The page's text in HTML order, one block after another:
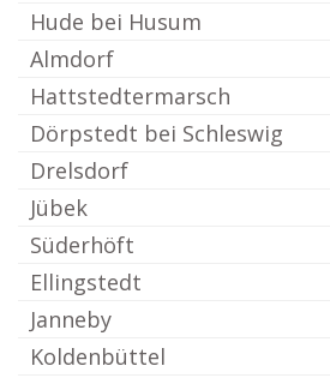
Hude bei Husum
Almdorf
Hattstedtermarsch
Dörpstedt bei Schleswig
Drelsdorf
Jübek
Süderhöft
Ellingstedt
Janneby
Koldenbüttel